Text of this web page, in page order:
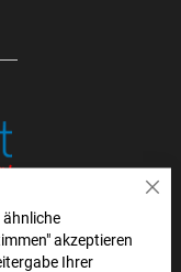
ähnliche
akzeptieren
Ihrer UND